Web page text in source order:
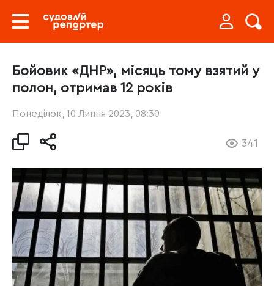
Бойовик «ДНР», місяць тому взятий у
полон, отримав 12 років
Понеділок, 10 Липня 2023, 08:30
341